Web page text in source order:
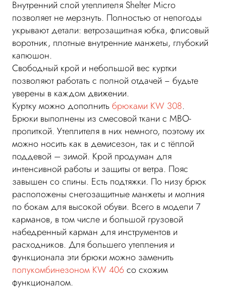
Внутренний слой утеплителя Shelter Micro
позволяет не мерзнуть. Полностью от непогоды
укрывают детали: ветрозащитная юбка, флисовый
воротник, плотные внутренние манжеты, глубокий
капюшон.
Свободный крой и небольшой вес куртки
позволяют работать с полной отдачей − будьте
уверены в каждом движении.
Куртку можно дополнитьбрюками KW 308.
Брюки выполнены из смесовой ткани с МВО-
пропиткой. Утеплителя в них немного, поэтому их
можно носить как в демисезон, так и с тёплой
поддевой – зимой. Крой продуман для
интенсивной работы и защиты от ветра. Пояс
завышен со спины. Есть подтяжки. По низу брюк
расположены снегозащитные манжеты и молния
по бокам для высокой обуви. Всего в модели 7
карманов, в том числе и большой грузовой
набедренный карман для инструментов и
расходников. Для большего утепления и
функционала эти брюки можно заменить
полукомбинезоном KW 406со схожим
функционалом.